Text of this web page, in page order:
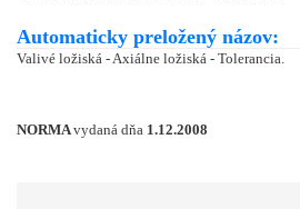
Automaticky preložený názov:
Valivé ložiská - Axiálne ložiská - Tolerancia.
NORMAvydaná dňa 1.12.2008